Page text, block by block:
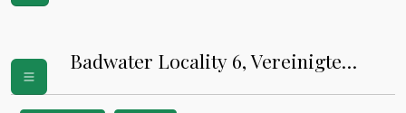
Badwater Locality 6, Vereinigte